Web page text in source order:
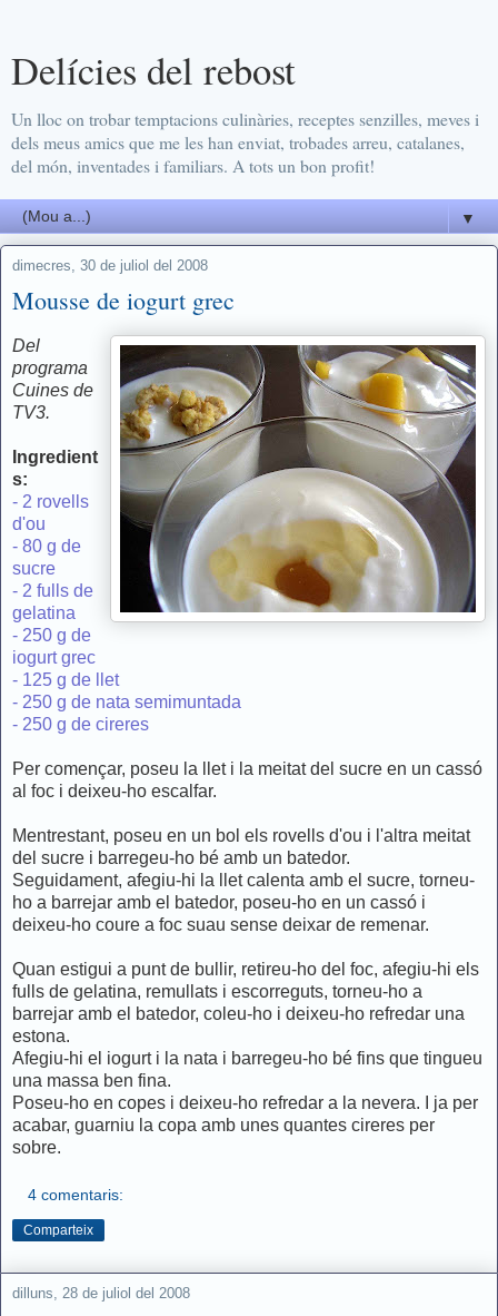
Delícies del rebost
Un lloc on trobar temptacions culinàries, receptes senzilles, meves i
dels meus amics que me les han enviat, trobades arreu, catalanes,
del món, inventades i familiars. A tots un bon profit!
▼
dimecres, 30 de juliol del 2008
Mousse de iogurt grec
Del
programa
Cuines de
TV3.
Ingredient
s:
- 2 rovells
d'ou
- 80 g de
sucre
- 2 fulls de
gelatina
- 250 g de
iogurt grec
- 125 g de llet
- 250 g de nata semimuntada
- 250 g de cireres
Per començar, poseu la llet i la meitat del sucre en un cassó
al foc i deixeu-ho escalfar.
Mentrestant, poseu en un bol els rovells d'ou i l'altra meitat
del sucre i barregeu-ho bé amb un batedor.
Seguidament, afegiu-hi la llet calenta amb el sucre, torneu-
ho a barrejar amb el batedor, poseu-ho en un cassó i
deixeu-ho coure a foc suau sense deixar de remenar.
Quan estigui a punt de bullir, retireu-ho del foc, afegiu-hi els
fulls de gelatina, remullats i escorreguts, torneu-ho a
barrejar amb el batedor, coleu-ho i deixeu-ho refredar una
estona.
Afegiu-hi el iogurt i la nata i barregeu-ho bé fins que tingueu
una massa ben fina.
Poseu-ho en copes i deixeu-ho refredar a la nevera. I ja per
acabar, guarniu la copa amb unes quantes cireres per
sobre.
4 comentaris:
Comparteix
dilluns, 28 de juliol del 2008